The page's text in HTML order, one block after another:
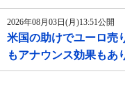
2026年08月03日(月)13:51公開
米国の助けでユーロ売
もアナウンス効果もあ